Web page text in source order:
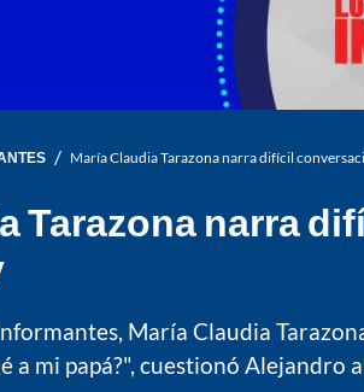
/ María Claudia Tarazona narra difícil
Tarazona narra
María Claudia
a mi papá?", cuestionó Alejandro